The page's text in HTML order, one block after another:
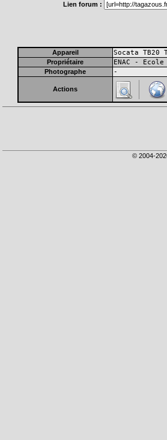
Lien forum :
Appareil Socata TB20
Propriétaire ENAC -
Photographe -
Actions
© 2004-